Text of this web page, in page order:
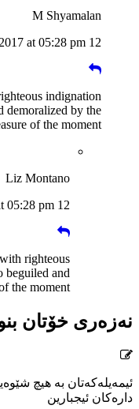
M Shyamalan
12 May 2017 at 05:28 pm
indignation
demoralized by the
of the moment
Liz Montano
12 May 2017 at 05:28 pm
righteous
beguiled and
the moment
نەزەری خۆتان
ئیمەیلەکەتان بە هیچ
دارەکان ئیجبارین